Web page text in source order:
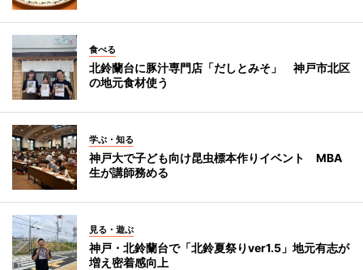
食べる
北鈴蘭台に豚汁専門店「だしとみそ」 神戸市北区
の地元食材使う
学ぶ・知る
神戸大で子ども向け昆虫標本作りイベント MBA
生が講師務める
見る・遊ぶ
神戸・北鈴蘭台で「北鈴夏祭りver1.5」地元有志が
増え密着感向上